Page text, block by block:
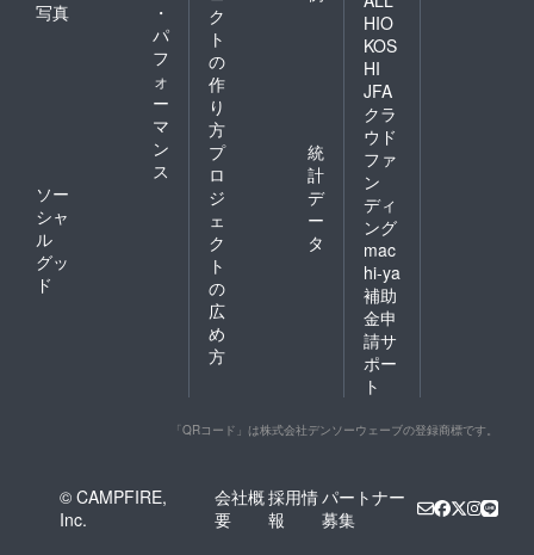
写真
・
パ
フ
ォ
ー
マ
ン
ス
ソー
シャ
ル
グッ
ド
ク
ト
の
作
り
方
プ
ロ
ジ
ェ
ク
ト
の
広
め
方
統
計
デ
ー
タ
HIO
KOS
HI
JFA
クラ
ウド
ファ
ン
ディ
ング
mac
hi-ya
補助
金申
請サ
ポー
ト
「QRコード」は株式会社デンソーウェーブの登録商標です。
© CAMPFIRE,
Inc.
会社概
要
採用情
報
パートナー
募集